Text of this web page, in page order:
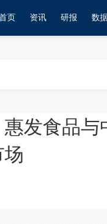
页 资讯 研报 数
惠发食品